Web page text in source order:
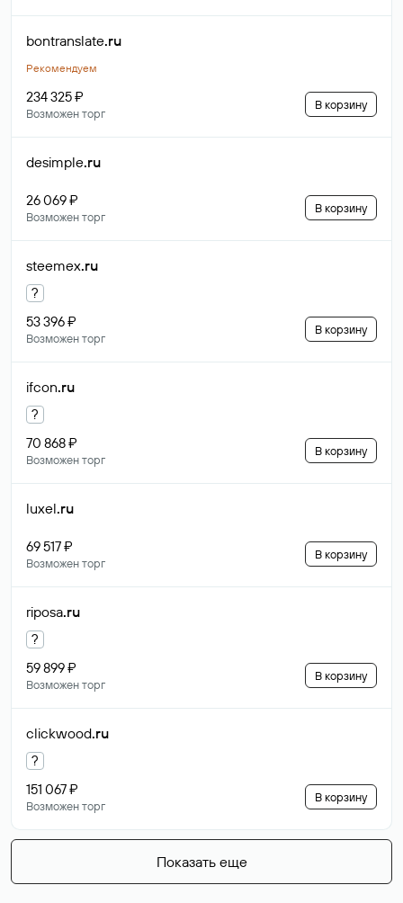
bontranslate.ru
Рекомендуем
234 325 ₽
Возможен торг
В корзину
desimple.ru
26 069 ₽
Возможен торг
В корзину
steemex.ru
?
53 396 ₽
Возможен торг
В корзину
ifcon.ru
?
70 868 ₽
Возможен торг
В корзину
luxel.ru
69 517 ₽
Возможен торг
В корзину
riposa.ru
?
59 899 ₽
Возможен торг
В корзину
clickwood.ru
?
151 067 ₽
Возможен торг
В корзину
Показать еще